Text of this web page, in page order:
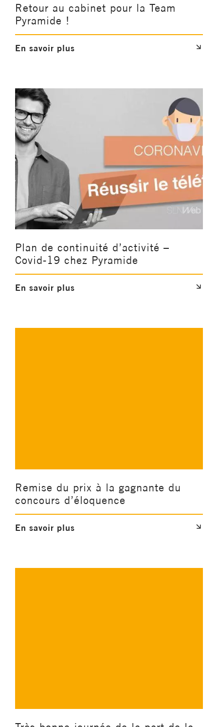
Retour au cabinet pour la Team
Pyramide !
En savoir plus
Plan de continuité d’activité –
Covid-19 chez Pyramide
En savoir plus
Remise du prix à la gagnante du
concours d’éloquence
En savoir plus